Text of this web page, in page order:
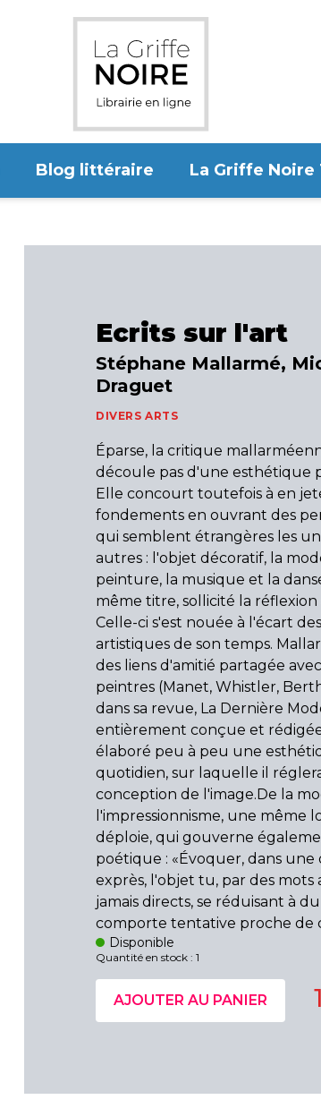
Blog littéraire La Griffe Noire
Ecrits sur l'art
Stéphane Mallarmé,
Draguet
DIVERS ARTS
Éparse, la critique
découle pas d'une esthétique
Elle concourt toutefois à en
fondements en ouvrant des
qui semblent étrangères les
autres : l'objet décoratif, la
peinture, la musique et la
même titre, sollicité la
Celle-ci s'est nouée à l'écart
artistiques de son temps.
des liens d'amitié partagée
peintres (Manet, Whistler,
dans sa revue, La Dernière
entièrement conçue et
élaboré peu à peu une
quotidien, sur laquelle il
conception de l'image.De la
l'impressionnisme, une même
déploie, qui gouverne
poétique : «Évoquer, dans une
exprès, l'objet tu, par des mots
jamais directs, se réduisant à
comporte tentative proche de
Disponible
Quantité en stock : 1
AJOUTER AU PANIER